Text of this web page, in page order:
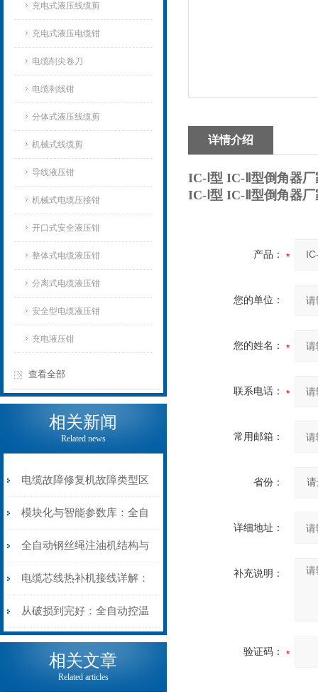
充电式液压线缆剪
充电式液压电缆钳
电缆削尖卷刀
电缆剥线钳
分体式液压线缆剪
机械式线缆剪
导线液压钳
机械式电缆压接钳
开口式安全液压钳
整体式电缆液压钳
分离式电缆液压钳
安全型电缆液压钳
充电液压钳
查看全部
相关新闻
Related news
电缆故障修复机故障类型区
分指南：从“绝缘电
阻”到“波形特征”的精准诊
断逻辑
模块化与智能参数库：全自
动电缆修复机的快速换型逻
辑
全自动钢丝绳注油机结构与
工作原理：揭秘高效润滑的
机械密码
电缆芯线热补机接线详解：
从入门到精通
从破损到完好：全自动控温
电缆热补机的核心价值
相关文章
Related articles
详情介绍
IC-Ⅰ型 IC-Ⅱ型倒角器厂
IC-Ⅰ型 IC-Ⅱ型倒角器厂
产品：
您的单位：
您的姓名：
联系电话：
常用邮箱：
省份：
详细地址：
补充说明：
验证码：